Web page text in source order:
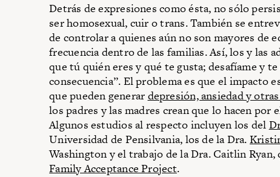
Detrás de expresiones como ésta, no sólo
ser homosexual, cuir o trans. También se
de controlar a quienes aún no son mayores de
frecuencia dentro de las familias. Así, los y las
que tú quién eres y qué te gusta; desafíame y
consecuencia”. El problema es que el impacto
que pueden generar depresión, ansiedad y
los padres y las madres crean que lo hacen por
Algunos estudios al respecto incluyen los del
Universidad de Pensilvania, los de la Dra.
Washington y el trabajo de la Dra. Caitlin
Family Acceptance Project.